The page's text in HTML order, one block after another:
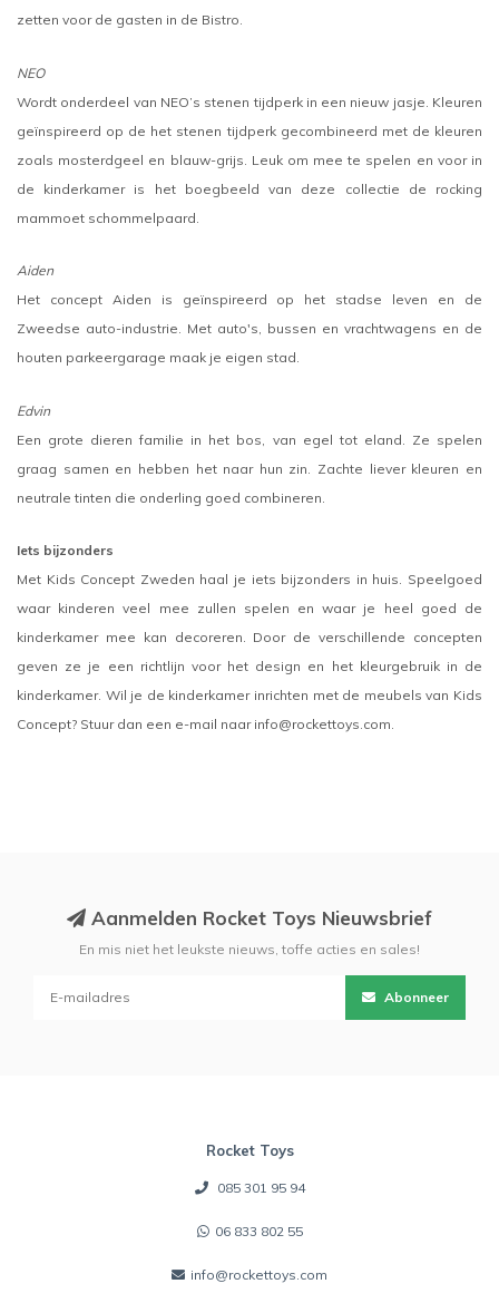
zetten voor de gasten in de Bistro.
NEO
Wordt onderdeel van NEO’s stenen tijdperk in een nieuw jasje. Kleuren
geïnspireerd op de het stenen tijdperk gecombineerd met de kleuren
zoals mosterdgeel en blauw-grijs. Leuk om mee te spelen en voor in
de kinderkamer is het boegbeeld van deze collectie de rocking
mammoet schommelpaard.
Aiden
Het concept Aiden is geïnspireerd op het stadse leven en de
Zweedse auto-industrie. Met auto's, bussen en vrachtwagens en de
houten parkeergarage maak je eigen stad.
Edvin
Een grote dieren familie in het bos, van egel tot eland. Ze spelen
graag samen en hebben het naar hun zin. Zachte liever kleuren en
neutrale tinten die onderling goed combineren.
Iets bijzonders
Met Kids Concept Zweden haal je iets bijzonders in huis. Speelgoed
waar kinderen veel mee zullen spelen en waar je heel goed de
kinderkamer mee kan decoreren. Door de verschillende concepten
geven ze je een richtlijn voor het design en het kleurgebruik in de
kinderkamer. Wil je de kinderkamer inrichten met de meubels van Kids
Concept? Stuur dan een e-mail naar info@rockettoys.com.
Aanmelden Rocket Toys Nieuwsbrief
En mis niet het leukste nieuws, toffe acties en sales!
Abonneer
Rocket Toys
085 301 95 94
06 833 802 55
info@rockettoys.com